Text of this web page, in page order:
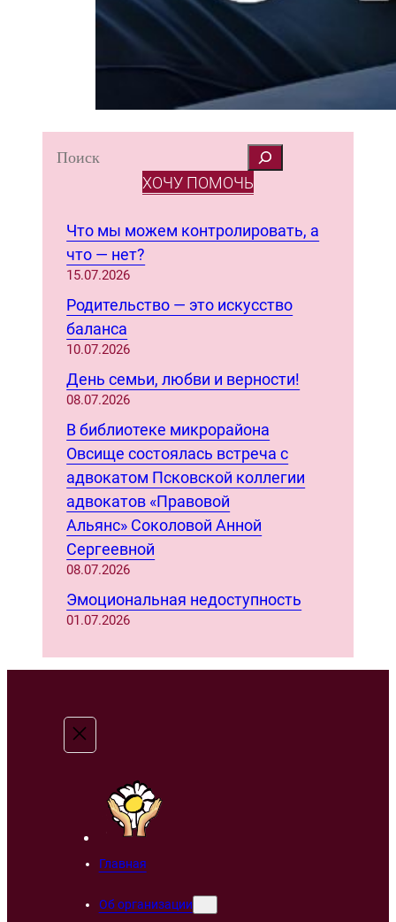
S
ХОЧУ ПОМОЧЬ
Что мы можем контролировать, а
что — нет?
15.07.2026
Родительство — это искусство
баланса
10.07.2026
День семьи, любви и верности!
08.07.2026
В библиотеке микрорайона
Овсище состоялась встреча с
адвокатом Псковской коллегии
адвокатов «Правовой
Альянс» Соколовой Анной
Сергеевной
08.07.2026
Эмоциональная недоступность
01.07.2026
Главная
Об организации